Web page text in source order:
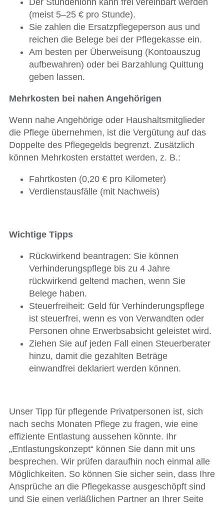
Der Stundenlohn kann frei vereinbart werden
(meist 5–25 € pro Stunde).
Sie zahlen die Ersatzpflegeperson aus und
reichen die Belege bei der Pflegekasse ein.
Am besten per Überweisung (Kontoauszug
aufbewahren) oder bei Barzahlung Quittung
geben lassen.
Mehrkosten bei nahen Angehörigen
Wenn nahe Angehörige oder Haushaltsmitglieder
die Pflege übernehmen, ist die Vergütung auf das
Doppelte des Pflegegelds begrenzt. Zusätzlich
können Mehrkosten erstattet werden, z. B.:
Fahrtkosten (0,20 € pro Kilometer)
Verdienstausfälle (mit Nachweis)
Wichtige Tipps
Rückwirkend beantragen: Sie können
Verhinderungspflege bis zu 4 Jahre
rückwirkend geltend machen, wenn Sie
Belege haben.
Steuerfreiheit: Geld für Verhinderungspflege
ist steuerfrei, wenn es von Verwandten oder
Personen ohne Erwerbsabsicht geleistet wird.
Ziehen Sie auf jeden Fall einen Steuerberater
hinzu, damit die gezahlten Beträge
einwandfrei deklariert werden können.
Unser Tipp für pflegende Privatpersonen ist, sich
nach sechs Monaten Pflege zu fragen, wie eine
effiziente Entlastung aussehen könnte. Ihr
„Entlastungskonzept“ können Sie dann mit uns
besprechen. Wir prüfen daraufhin noch einmal alle
Möglichkeiten. So können Sie sicher sein, dass Ihre
Ansprüche an die Pflegekasse ausgeschöpft sind
und Sie einen verläßlichen Partner an Ihrer Seite